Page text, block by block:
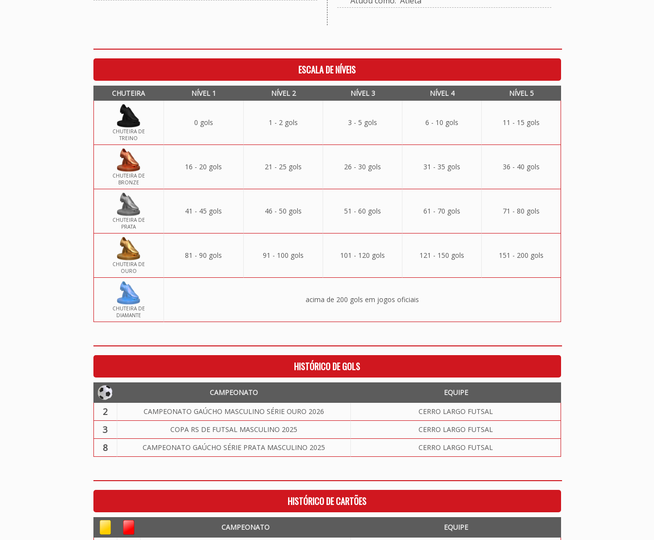
ESCALA DE NÍVEIS
CHUTEIRA NÍVEL 1 NÍVEL 2 NÍVEL 3 NÍVEL 4 NÍVEL 5
CHUTEIRA DE
TREINO
0 gols 1 - 2 gols 3 - 5 gols 6 - 10 gols 11 - 15 gols
CHUTEIRA DE
BRONZE
16 - 20 gols 21 - 25 gols 26 - 30 gols 31 - 35 gols 36 - 40 gols
CHUTEIRA DE
PRATA
41 - 45 gols 46 - 50 gols 51 - 60 gols 61 - 70 gols 71 - 80 gols
CHUTEIRA DE
OURO
81 - 90 gols 91 - 100 gols 101 - 120 gols 121 - 150 gols 151 - 200 gols
CHUTEIRA DE
DIAMANTE
acima de 200 gols em jogos oficiais
HISTÓRICO DE GOLS
CAMPEONATO EQUIPE
2 CAMPEONATO GAÚCHO MASCULINO SÉRIE OURO 2026 CERRO LARGO FUTSAL
3 COPA RS DE FUTSAL MASCULINO 2025 CERRO LARGO FUTSAL
8 CAMPEONATO GAÚCHO SÉRIE PRATA MASCULINO 2025 CERRO LARGO FUTSAL
HISTÓRICO DE CARTÕES
CAMPEONATO EQUIPE